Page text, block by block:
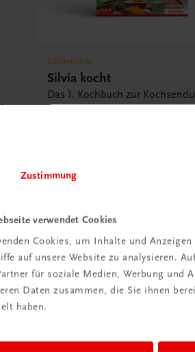
Zustimmung
verwendet Cookies
Cookies, um Inhalte und
auf unsere Website zu analysieren.
für soziale Medien, Werbung und
Daten zusammen, die Sie ihnen
haben.
Gastronomie
Silvia kocht
Das 1. Kochbuch zur
bei TRAUNER!